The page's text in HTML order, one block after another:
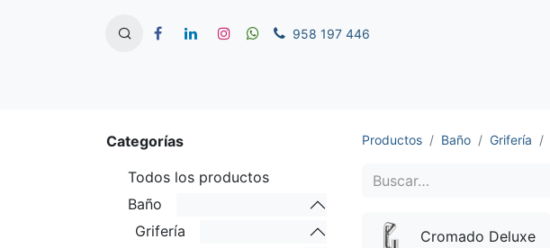
958 197 446
Categorías
Todos los productos
Baño
Grifería
Productos Baño Grifería
Cromado Deluxe